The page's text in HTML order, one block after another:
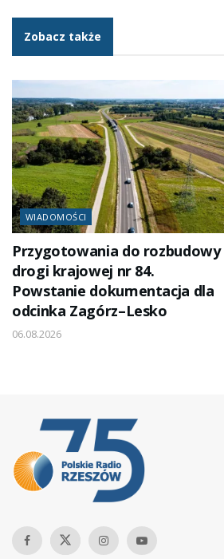
Zobacz także
WIADOMOŚCI
Przygotowania do rozbudowy
drogi krajowej nr 84.
Powstanie dokumentacja dla
odcinka Zagórz–Lesko
06.08.2026